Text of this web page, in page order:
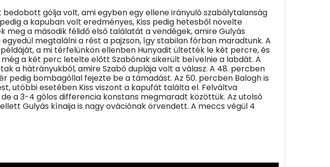
gólja volt, ami egyben egy ellene irányuló szabálytalanság
a kapuban volt eredményes, Kiss pedig hetesből növelte
meg a második félidő első találatát a vendégek, amire Gulyás
megtalálni a rést a pajzson, így stabilan fórban maradtunk. A
a mi térfelünkön ellenben Hunyadit ültették le két percre, és
a két perc letelte előtt Szabónak sikerült beívelnie a labdát. A
a hátrányukból, amire Szabó duplája volt a válasz. A 48. percben
pedig bombagóllal fejezte be a támadást. Az 50. percben Balogh is
utóbbi esetében Kiss viszont a kapufát találta el. Felváltva
a 3-4 gólos differencia konstans megmaradt közöttük. Az utolsó
Gulyás kínaija is nagy ovációnak örvendett. A meccs végül 4